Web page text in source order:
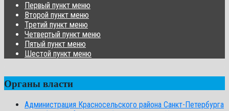
Первый пункт меню
Второй пункт меню
Третий пункт меню
Четвертый пункт меню
Пятый пункт меню
Шестой пункт меню
Органы власти
Администрация Красносельского района Санкт-Петербурга